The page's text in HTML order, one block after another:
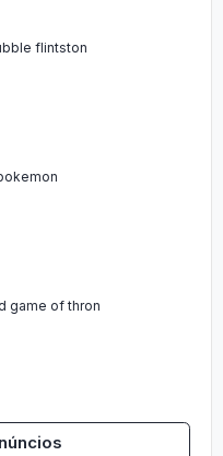
flintston
game of thron